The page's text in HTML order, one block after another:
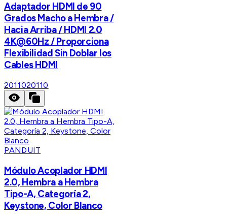
Adaptador HDMI de 90
Grados Macho a Hembra /
Hacia Arriba / HDMI 2.0
4K@60Hz / Proporciona
Flexibilidad Sin Doblar los
Cables HDMI
2011020110
PANDUIT
Módulo Acoplador HDMI
2.0, Hembra a Hembra
Tipo-A, Categoría 2,
Keystone, Color Blanco